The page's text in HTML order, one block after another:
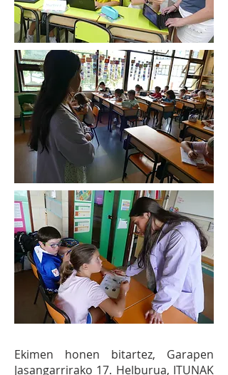
Ekimen honen bitartez, Garapen
Jasangarrirako 17. Helburua, ITUNAK